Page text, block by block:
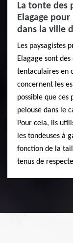
La tonte des
Elagage
dans la ville
Les paysagistes
Elagage sont
tentaculaires en
concernent les
possible que ces
pelouse dans le
Pour cela, ils
les tondeuses à
fonction de la
tenus de